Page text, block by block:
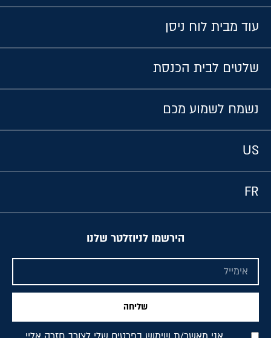
עוד מבית לוח ניסן
שלטים לבית הכנסת
נשמח לשמוע מכם
US
FR
הירשמו לניוזלטר שלנו
שליחה